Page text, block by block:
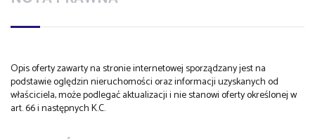
Opis oferty zawarty na stronie internetowej sporządzany jest na
podstawie oględzin nieruchomości oraz informacji uzyskanych od
właściciela, może podlegać aktualizacji i nie stanowi oferty określonej w
art. 66 i następnych K.C.